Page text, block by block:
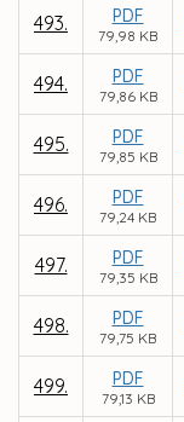
493. PDF
79,98 KB
494. PDF
79,86 KB
495. PDF
79,85 KB
496. PDF
79,24 KB
497. PDF
79,35 KB
498. PDF
79,75 KB
499. PDF
79,13 KB